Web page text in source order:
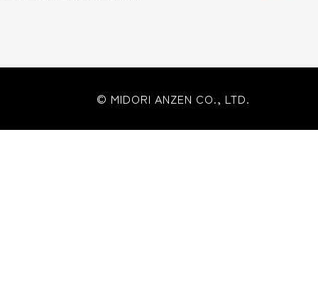
© MIDORI ANZEN CO., LTD.